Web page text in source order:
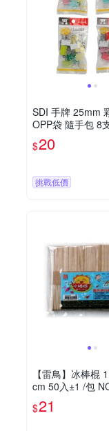
SDI 手牌 25mm
OPP袋 隨手包 8
隨機 / 袋 0245D
$20
挑戰低價
【雷鳥】冰棒棍
cm 50入±1 /包
$21